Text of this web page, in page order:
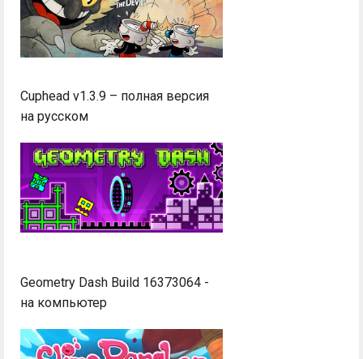
Cuphead v1.3.9 – полная версия
на русском
Geometry Dash Build 16373064 -
на компьютер